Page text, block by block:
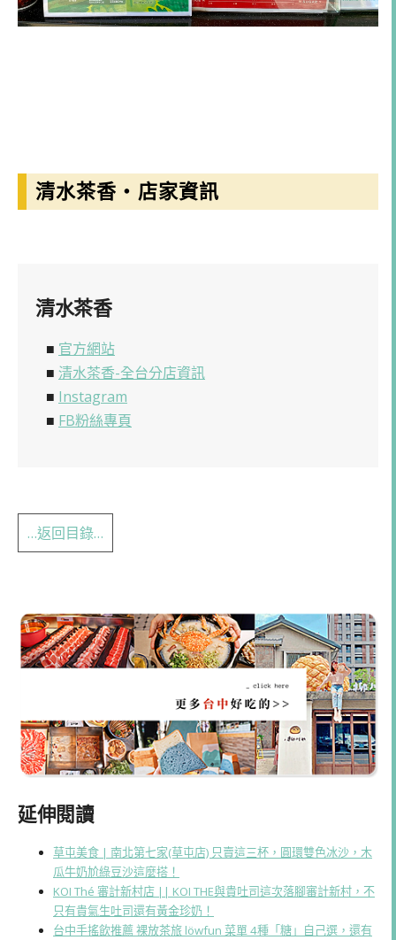
清水茶香・店家資訊
清水茶香
■ 官方網站
■ 清水茶香-全台分店資訊
■ Instagram
■ FB粉絲專頁
…返回目錄…
延伸閱讀
草屯美食 | 南北第七家(草屯店) 只賣這三杯，圓環雙色冰沙，木
瓜牛奶尬綠豆沙這麼搭！
KOI Thé 審計新村店 || KOI THE與貴吐司這次落腳審計新村，不
只有貴氣生吐司還有黃金珍奶！
台中手搖飲推薦 裸放茶旅 löwfun 菜單 4種「糖」自己選，還有